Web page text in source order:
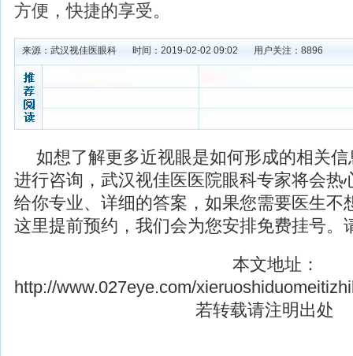
方便，快捷的享受。
来源： 武汉视佳医眼科 时间：2019-02-02 09:02 用户关注： 8896
如想了解更多近视眼是如何形成的相关
进行咨询，武汉视佳医医院眼科专家将会热
给你专业、详细的答案，如果您需要医生不
这里提前预约，我们会为您安排免费挂号。
本文地址：
http://www.027eye.com/
若转载请注明出处